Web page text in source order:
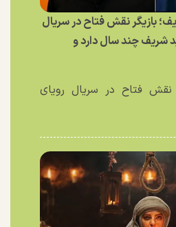
بازیگر نقش فتاح در سریال
شریف چند سال دارد و
نقش فتاح در سریال رویای